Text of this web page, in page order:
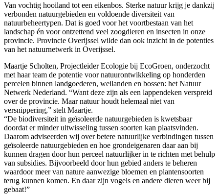
Van vochtig hooiland tot een eikenbos. Sterke natuur krijg je dankzij
verbonden natuurgebieden en voldoende diversiteit van
natuurbeheertypen. Dat is goed voor het voortbestaan van het
landschap én voor ontzettend veel zoogdieren en insecten in onze
provincie. Provincie Overijssel wilde dan ook inzicht in de potenties
van het natuurnetwerk in Overijssel.
Maartje Scholten, Projectleider Ecologie bij EcoGroen, onderzocht
met haar team de potentie voor natuurontwikkeling op honderden
percelen binnen landgoederen, weilanden en bossen: het Natuur
Netwerk Nederland. “Want deze zijn als een lappendeken verspreid
over de provincie. Maar natuur houdt helemaal niet van
versnippering,” stelt Maartje.
“De biodiversiteit in geïsoleerde natuurgebieden is kwetsbaar
doordat er minder uitwisseling tussen soorten kan plaatsvinden.
Daarom adviseerden wij over betere natuurlijke verbindingen tussen
geïsoleerde natuurgebieden en hoe grondeigenaren daar aan bij
kunnen dragen door hun perceel natuurlijker in te richten met behulp
van subsidies. Bijvoorbeeld door hun gebied anders te beheren
waardoor meer van nature aanwezige bloemen en plantensoorten
terug kunnen komen. En daar zijn vogels en andere dieren weer bij
gebaat!”